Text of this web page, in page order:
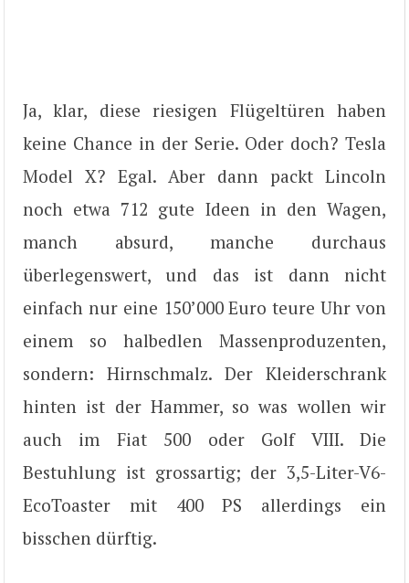
Ja, klar, diese riesigen Flügeltüren haben
keine Chance in der Serie. Oder doch? Tesla
Model X? Egal. Aber dann packt Lincoln
noch etwa 712 gute Ideen in den Wagen,
manch absurd, manche durchaus
überlegenswert, und das ist dann nicht
einfach nur eine 150’000 Euro teure Uhr von
einem so halbedlen Massenproduzenten,
sondern: Hirnschmalz. Der Kleiderschrank
hinten ist der Hammer, so was wollen wir
auch im Fiat 500 oder Golf VIII. Die
Bestuhlung ist grossartig; der 3,5-Liter-V6-
EcoToaster mit 400 PS allerdings ein
bisschen dürftig.